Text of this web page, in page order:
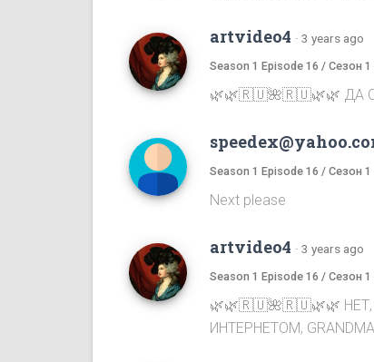
artvideo4 · 3 years ago
Season 1 Episode 16 / Сезон 1
🌿🌿🇷🇺🌺🇷🇺🌿🌿 ДА О
Season 1 Episode 16 / Сезон 1
Next please
artvideo4 · 3 years ago
Season 1 Episode 16 / Сезон 1
🌿🌿🇷🇺🌺🇷🇺🌿🌿 НЕТ,
ИНТЕРНЕТОМ,